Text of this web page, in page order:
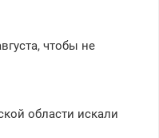
чтобы не
области искали